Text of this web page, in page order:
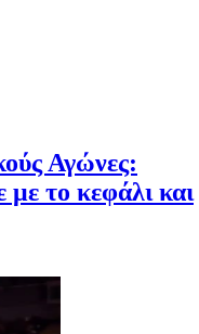
Αγώνες:
με το κεφάλι και